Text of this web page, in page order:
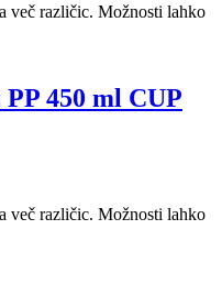
več različic. Možnosti lahko
450 ml CUP
več različic. Možnosti lahko